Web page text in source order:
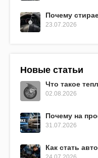
Почему
23.07.2026
Новые статьи
Что такое
02.08.2026
Почему на
31.07.2026
Как стать